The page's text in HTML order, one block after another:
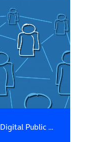
Digital Public Affairs